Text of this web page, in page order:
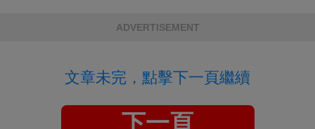
ADVERTISEMENT
文章未完，點擊下一頁繼續
下一頁